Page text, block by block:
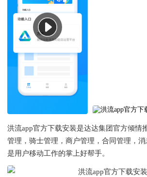
洪流app官方下载安装是达达集团官方倾情
管理，骑士管理，商户管理，合同管理，消
是用户移动工作的掌上好帮手。